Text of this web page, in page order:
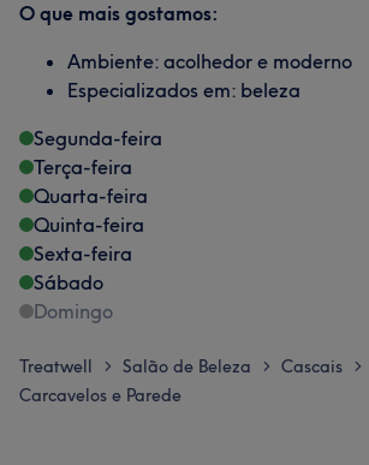
O que mais gostamos:
Ambiente: acolhedor e moderno
Especializados em: beleza
Segunda-feira
Terça-feira
Quarta-feira
Quinta-feira
Sexta-feira
Sábado
Domingo
Treatwell > Salão de Beleza > Cascais >
Carcavelos e Parede